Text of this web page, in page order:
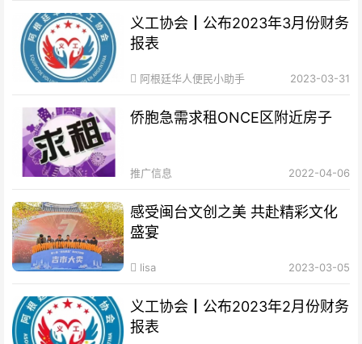
义工协会┃公布2023年3月份财务
报表
阿根廷华人便民小助手 2023-03-31
侨胞急需求租ONCE区附近房子
推广信息 2022-04-06
感受闽台文创之美 共赴精彩文化
盛宴
lisa 2023-03-05
义工协会┃公布2023年2月份财务
报表